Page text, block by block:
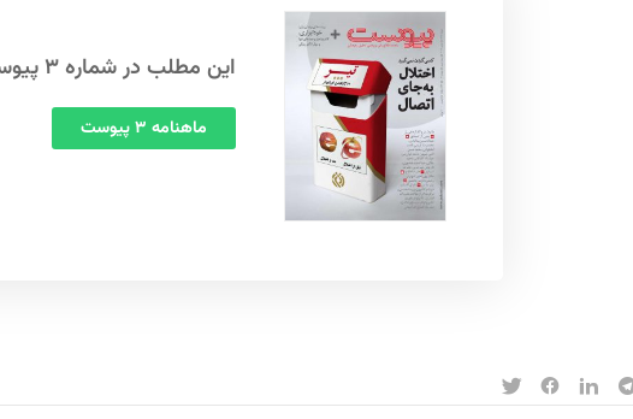
این مطلب در شماره ۳ پیوست منتشر شده است.
ماهنامه ۳ پیوست